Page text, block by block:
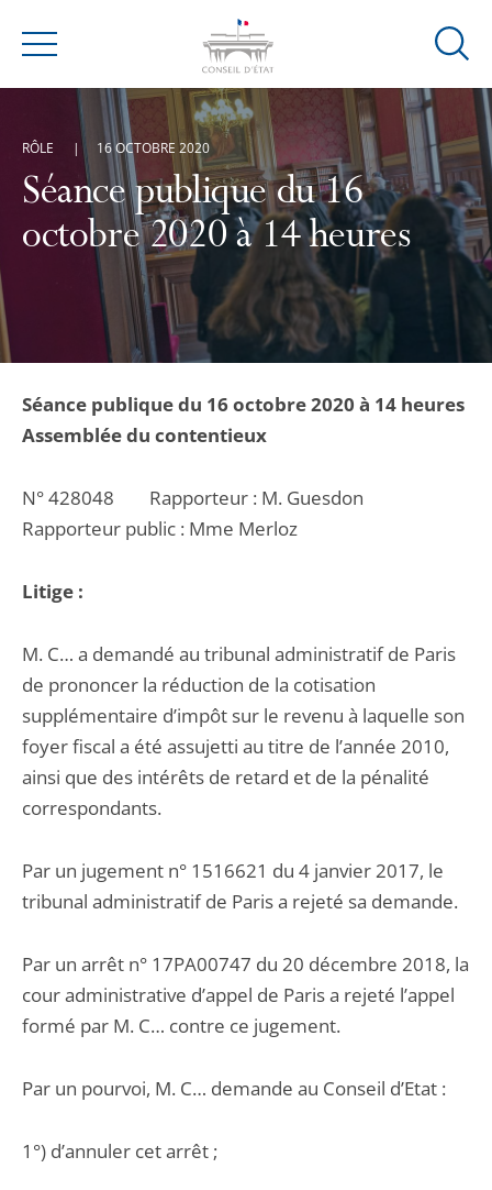
Menu
Ouvrir
de
Séance publique du 16
octobre 2020 à 14 heures
RÔLE 16 OCTOBRE 2020
Séance publique du 16 octobre 2020 à 14 heures
Assemblée du contentieux
N° 428048 Rapporteur : M. Guesdon
Rapporteur public : Mme Merloz
Litige :
M. C… a demandé au tribunal administratif de Paris
de prononcer la réduction de la cotisation
supplémentaire d’impôt sur le revenu à laquelle son
foyer fiscal a été assujetti au titre de l’année 2010,
ainsi que des intérêts de retard et de la pénalité
correspondants.
Par un jugement n° 1516621 du 4 janvier 2017, le
tribunal administratif de Paris a rejeté sa demande.
Par un arrêt n° 17PA00747 du 20 décembre 2018, la
cour administrative d’appel de Paris a rejeté l’appel
formé par M. C… contre ce jugement.
Par un pourvoi, M. C… demande au Conseil d’Etat :
1°) d’annuler cet arrêt ;